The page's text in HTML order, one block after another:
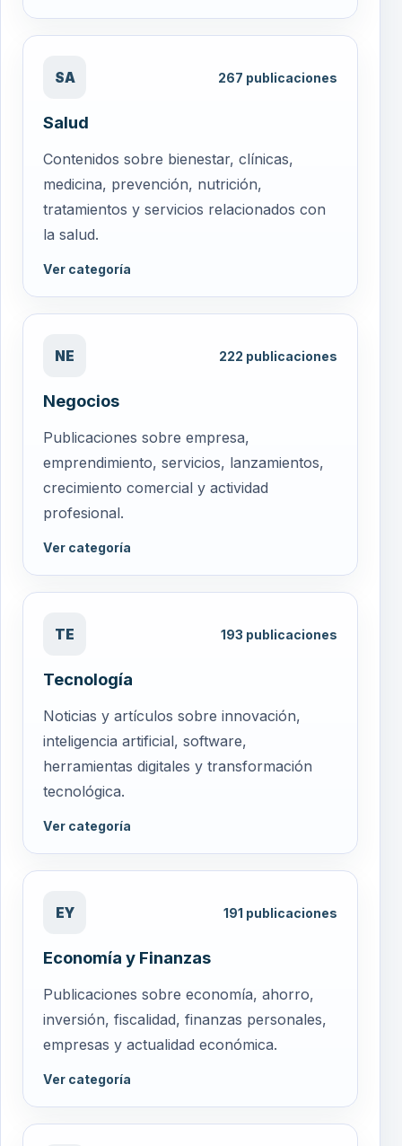
SA 267 publicaciones
Salud
Contenidos sobre bienestar, clínicas,
medicina, prevención, nutrición,
tratamientos y servicios relacionados con
la salud.
Ver categoría
NE 222 publicaciones
Negocios
Publicaciones sobre empresa,
emprendimiento, servicios, lanzamientos,
crecimiento comercial y actividad
profesional.
Ver categoría
TE 193 publicaciones
Tecnología
Noticias y artículos sobre innovación,
inteligencia artificial, software,
herramientas digitales y transformación
tecnológica.
Ver categoría
EY 191 publicaciones
Economía y Finanzas
Publicaciones sobre economía, ahorro,
inversión, fiscalidad, finanzas personales,
empresas y actualidad económica.
Ver categoría